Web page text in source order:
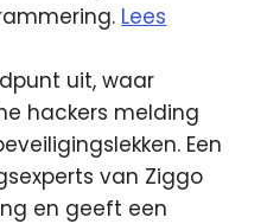
Lees
uit, waar
hackers melding
Een
van Ziggo
en geeft een